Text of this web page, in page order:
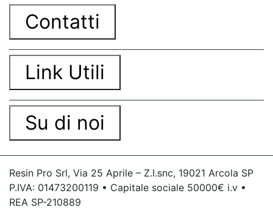
Contatti
Link Utili
Su di noi
Resin Pro Srl, Via 25 Aprile – Z.I.snc, 19021 Arcola SP
P.IVA: 01473200119 • Capitale sociale 50000€ i.v •
REA SP-210889